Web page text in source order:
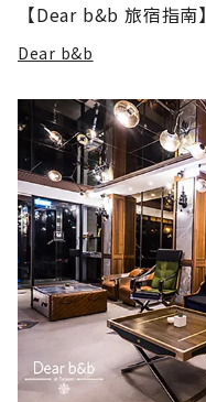
【Dear b&b 旅宿指南】
Dear b&b